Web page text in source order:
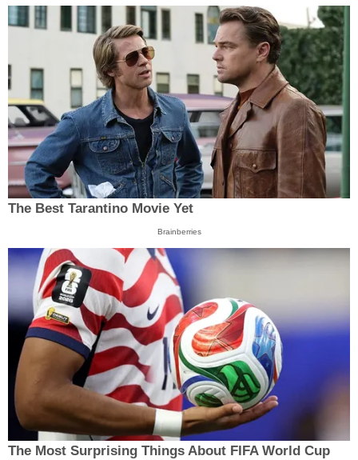
The Best Tarantino Movie Yet
Brainberries
The Most Surprising Things About FIFA World Cup